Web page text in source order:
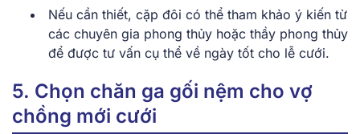
Nếu͏͏ cần͏͏ thiết,͏͏ cặp͏͏ đôi͏͏ có͏͏ thể͏͏ tham͏͏ khảo͏͏ ý͏͏ kiến͏͏ từ͏͏
các͏͏ chuyên͏͏ gia͏͏ phong͏͏ thủy͏͏ hoặc͏͏ thầy͏͏ phong͏͏ thủy͏͏
để͏͏ được͏͏ tư͏͏ vấn͏͏ cụ͏͏ thể͏͏ về͏͏ ngày͏͏ tốt͏͏ cho͏͏ lễ͏͏ cưới.
5. Chọn chăn ga gối nệm cho vợ
chồng mới cưới